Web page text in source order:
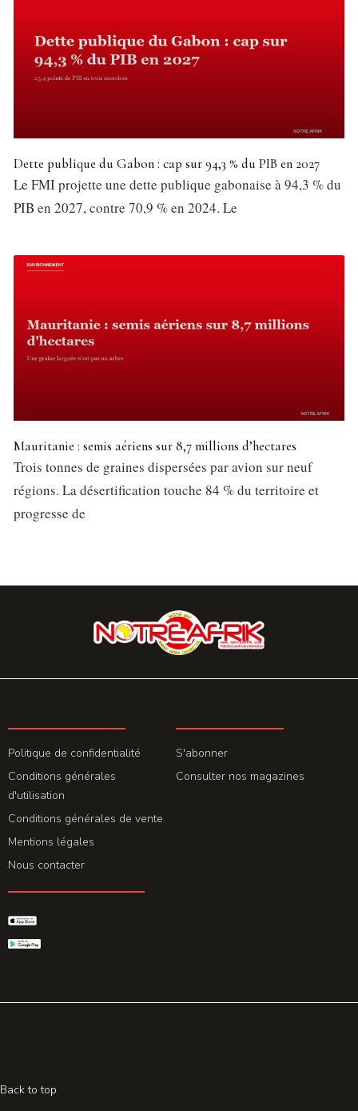
Dette publique du Gabon : cap sur 94,3 % du PIB en 2027
Le FMI projette une dette publique gabonaise à 94,3 % du
PIB en 2027, contre 70,9 % en 2024. Le
Mauritanie : semis aériens sur 8,7 millions d’hectares
Trois tonnes de graines dispersées par avion sur neuf
régions. La désertification touche 84 % du territoire et
progresse de
Politique de confidentialité
Conditions générales
d'utilisation
Conditions générales de vente
Mentions légales
Nous contacter
S'abonner
Consulter nos magazines
Back to top